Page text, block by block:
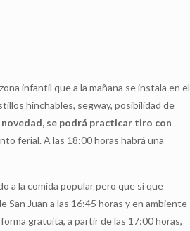
infantil que a la mañana se instala en el
hinchables, segway, posibilidad de
novedad, se podrá practicar tiro con
ferial. A las 18:00 horas habrá una
a la comida popular pero que sí que
San Juan a las 16:45 horas y en ambiente
gratuita, a partir de las 17:00 horas,